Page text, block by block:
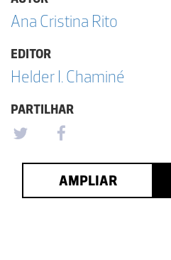
Ana Cristina Rito
EDITOR
Helder I. Chaminé
PARTILHAR
AMPLIAR